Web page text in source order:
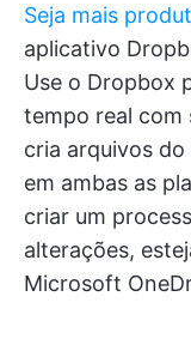
Seja mais
aplicativo
Use o Dropbox
tempo real com
cria arquivos
em ambas as
criar um
alterações,
Microsoft